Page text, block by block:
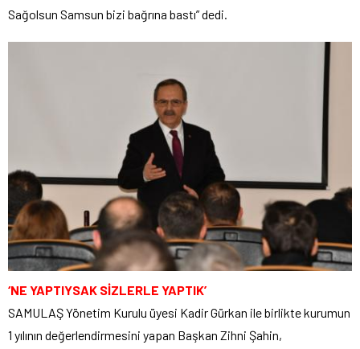
Sağolsun Samsun bizi bağrına bastı” dedi.
‘NE YAPTIYSAK SİZLERLE YAPTIK’
SAMULAŞ Yönetim Kurulu üyesi Kadir Gürkan ile birlikte kurumun
1 yılının değerlendirmesini yapan Başkan Zihni Şahin,